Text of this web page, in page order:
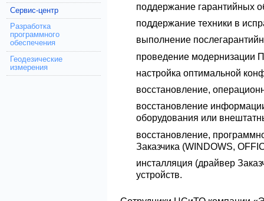
Сервис-центр
Разработка
программного
обеспечения
Геодезические
измерения
поддержание гарантийных
поддержание техники в
выполнение
проведение модернизации
настройка оптимальной
восстановление,
восстановление
оборудования или
восстановление,
Заказчика (WINDOWS,
инсталляция (драйвер
устройств.